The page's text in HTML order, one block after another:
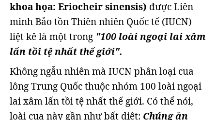
khoa họa: Eriocheir sinensis) được Liên
minh Bảo tồn Thiên nhiên Quốc tế (IUCN)
liệt kê là một trong "100 loài ngoại lai xâm
lấn tồi tệ nhất thế giới".
Không ngẫu nhiên mà IUCN phân loại cua
lông Trung Quốc thuộc nhóm 100 loài ngoại
lai xâm lấn tồi tệ nhất thế giới. Có thể nói,
loài cua này gần như bất diệt: Chúng ăn